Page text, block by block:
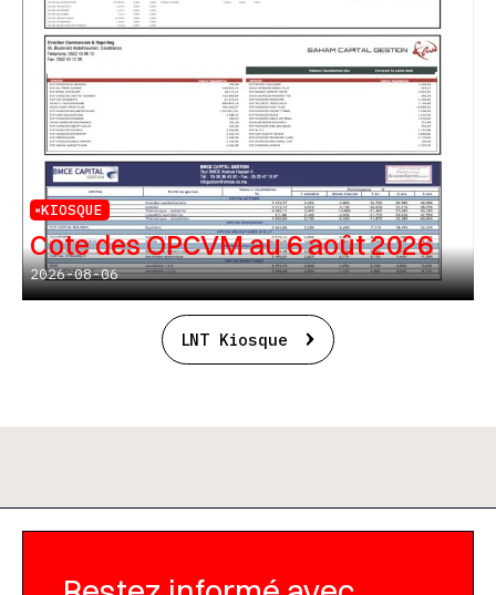
KIOSQUE
Cote des OPCVM au 6 août 2026
2026-08-06
LNT Kiosque